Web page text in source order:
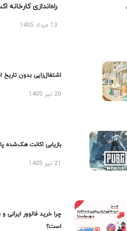
راه‌اندازی کارخانه
13 مرداد 1405
اشتغال‌زایی بدون تاریخ
20 تیر 1405
بازیابی اکانت هک‌شده
چرا خرید فالوور ایرانی و
است؟